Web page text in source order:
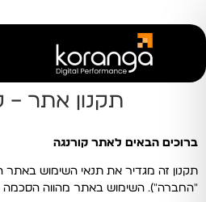
תקנון אתר –
ברוכים הבאים לאתר קורנגה
"החברה"). השימוש באתר מהווה הסכמה